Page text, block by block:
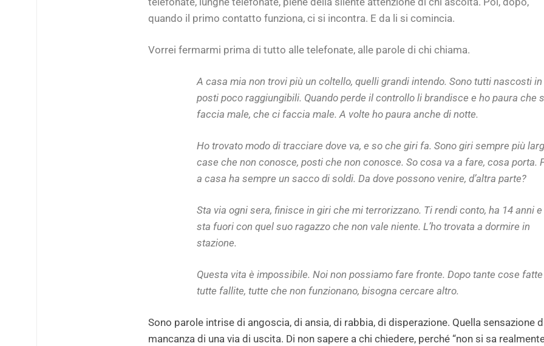
quando il primo contatto funziona, ci si incontra. E da li si comincia.
Vorrei fermarmi prima di tutto alle telefonate, alle parole di chi chiama.
A casa mia non trovi più un coltello, quelli grandi intendo. Sono tutti nascosti in
posti poco raggiungibili. Quando perde il controllo li brandisce e ho paura che
faccia male, che ci faccia male. A volte ho paura anche di notte.
Ho trovato modo di tracciare dove va, e so che giri fa. Sono giri sempre più
case che non conosce, posti che non conosce. So cosa va a fare, cosa porta.
a casa ha sempre un sacco di soldi. Da dove possono venire, d’altra parte?
Sta via ogni sera, finisce in giri che mi terrorizzano. Ti rendi conto, ha 14 anni e
sta fuori con quel suo ragazzo che non vale niente. L’ho trovata a dormire in
stazione.
Questa vita è impossibile. Noi non possiamo fare fronte. Dopo tante cose fatte
tutte fallite, tutte che non funzionano, bisogna cercare altro.
Sono parole intrise di angoscia, di ansia, di rabbia, di disperazione. Quella sensazione
mancanza di una via di uscita. Di non sapere a chi chiedere, perché “non si sa